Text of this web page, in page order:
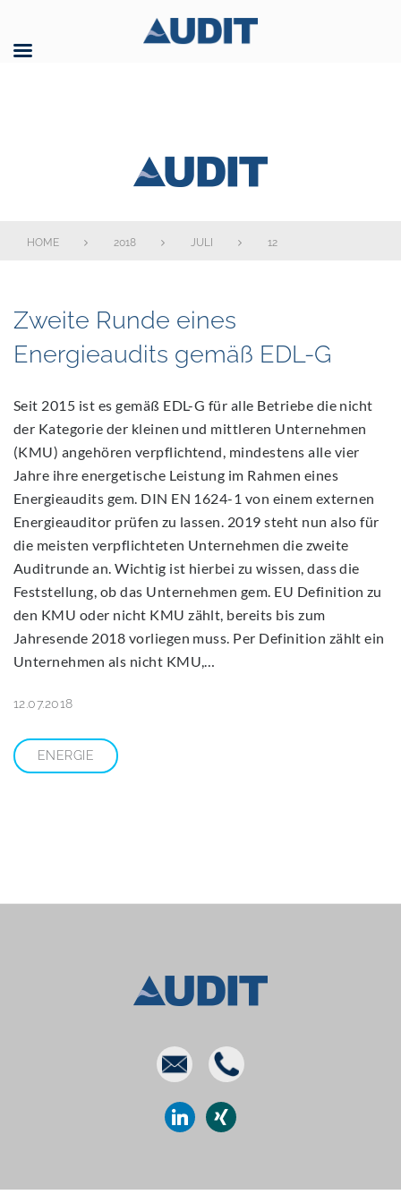
AUDIT GmbH
HOME 2018 JULI 12
Tag:
12.
2018
Zweite Runde eines
Energieaudits gemäß EDL-G
Seit 2015 ist es gemäß EDL-G für alle Betriebe die nicht
der Kategorie der kleinen und mittleren Unternehmen
(KMU) angehören verpflichtend, mindestens alle vier
Jahre ihre energetische Leistung im Rahmen eines
Energieaudits gem. DIN EN 1624-1 von einem externen
Energieauditor prüfen zu lassen. 2019 steht nun also für
die meisten verpflichteten Unternehmen die zweite
Auditrunde an. Wichtig ist hierbei zu wissen, dass die
Feststellung, ob das Unternehmen gem. EU Definition zu
den KMU oder nicht KMU zählt, bereits bis zum
Jahresende 2018 vorliegen muss. Per Definition zählt ein
Unternehmen als nicht KMU,…
12.07.2018
ENERGIE
E-
mail
Phone
linkedinxing